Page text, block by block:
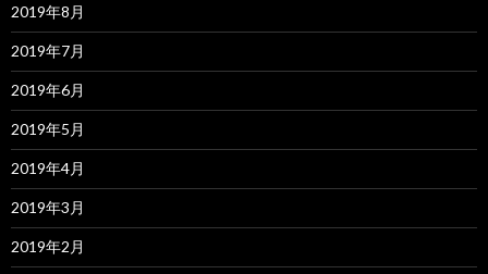
2019年8月
2019年7月
2019年6月
2019年5月
2019年4月
2019年3月
2019年2月